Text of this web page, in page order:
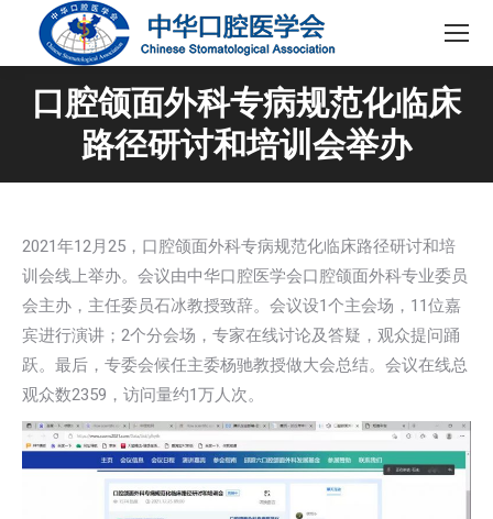
口腔颌面外科专病规范化临床
路径研讨和培训会举办
2021年12月25，口腔颌面外科专病规范化临床路径研讨和培
训会线上举办。会议由中华口腔医学会口腔颌面外科专业委员
会主办，主任委员石冰教授致辞。会议设1个主会场，11位嘉
宾进行演讲；2个分会场，专家在线讨论及答疑，观众提问踊
跃。最后，专委会候任主委杨驰教授做大会总结。会议在线总
观众数2359，访问量约1万人次。